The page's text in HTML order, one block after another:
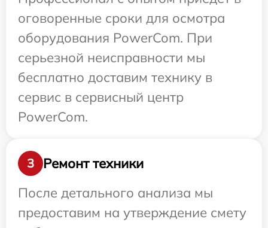
оговоренные сроки для осмотра
оборудования PowerCom. При
серьезной неисправности мы
бесплатно доставим технику в
сервис в сервисный центр
PowerCom.
3
Ремонт техники
После детального анализа мы
предоставим на утверждение смету